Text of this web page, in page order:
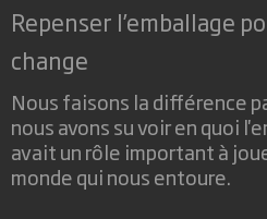
Repenser l’emballage
change
Nous faisons la différence
nous avons su voir en quoi
avait un rôle important à
monde qui nous entoure.